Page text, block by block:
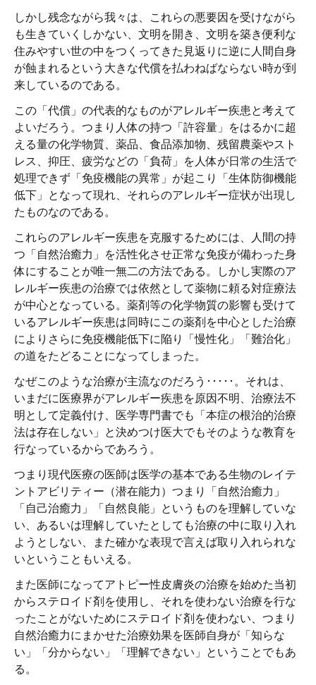
しかし残念ながら我々は、これらの悪要因を受けながら
も生きていくしかない、文明を開き、文明を築き便利な
住みやすい世の中をつくってきた見返りに逆に人間自身
が蝕まれるという大きな代償を払わねばならない時が到
来しているのである。
この「代償」の代表的なものがアレルギー疾患と考えて
よいだろう。つまり人体の持つ「許容量」をはるかに超
える量の化学物質、薬品、食品添加物、残留農薬やスト
レス、抑圧、疲労などの「負荷」を人体が日常の生活で
処理できず「免疫機能の異常」が起こり「生体防御機能
低下」となって現れ、それらのアレルギー症状が出現し
たものなのである。
これらのアレルギー疾患を克服するためには、人間の持
つ「自然治癒力」を活性化させ正常な免疫が備わった身
体にすることが唯一無二の方法である。しかし実際のア
レルギー疾患の治療では依然として薬物に頼る対症療法
が中心となっている。薬剤等の化学物質の影響も受けて
いるアレルギー疾患は同時にこの薬剤を中心とした治療
によりさらに免疫機能低下に陥り「慢性化」「難治化」
の道をたどることになってしまった。
なぜこのような治療が主流なのだろう･････。それは、
いまだに医療界がアレルギー疾患を原因不明、治療法不
明として定義付け、医学専門書でも「本症の根治的治療
法は存在しない」と決めつけ医大でもそのような教育を
行なっているからであろう。
つまり現代医療の医師は医学の基本である生物のレイテ
ントアビリティー（潜在能力）つまり「自然治癒力」
「自己治癒力」「自然良能」というものを理解していな
い、あるいは理解していたとしても治療の中に取り入れ
ようとしない、また確かな表現で言えば取り入れられな
いということもいえる。
また医師になってアトピー性皮膚炎の治療を始めた当初
からステロイド剤を使用し、それを使わない治療を行な
ったことがないためにステロイド剤を使わない、つまり
自然治癒力にまかせた治療効果を医師自身が「知らな
い」「分からない」「理解できない」ということでもあ
る。